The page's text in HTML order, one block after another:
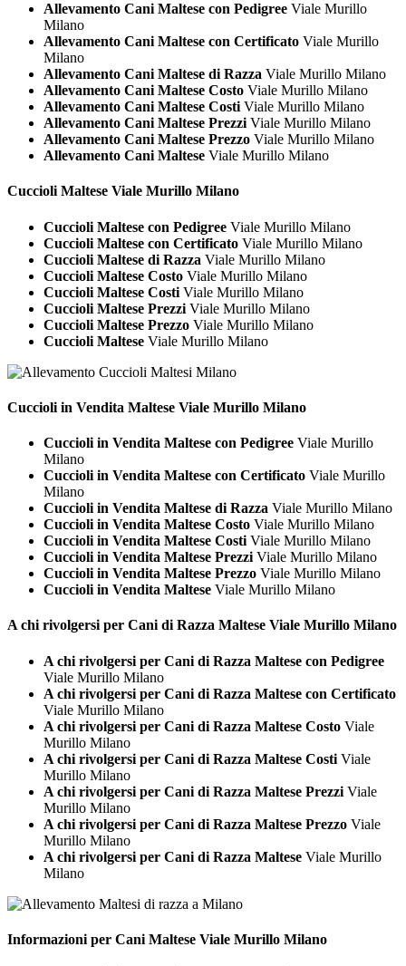
Allevamento Cani Maltese con Pedigree Viale Murillo
Milano
Allevamento Cani Maltese con Certificato Viale Murillo
Milano
Allevamento Cani Maltese di Razza Viale Murillo Milano
Allevamento Cani Maltese Costo Viale Murillo Milano
Allevamento Cani Maltese Costi Viale Murillo Milano
Allevamento Cani Maltese Prezzi Viale Murillo Milano
Allevamento Cani Maltese Prezzo Viale Murillo Milano
Allevamento Cani Maltese Viale Murillo Milano
Cuccioli Maltese Viale Murillo Milano
Cuccioli Maltese con Pedigree Viale Murillo Milano
Cuccioli Maltese con Certificato Viale Murillo Milano
Cuccioli Maltese di Razza Viale Murillo Milano
Cuccioli Maltese Costo Viale Murillo Milano
Cuccioli Maltese Costi Viale Murillo Milano
Cuccioli Maltese Prezzi Viale Murillo Milano
Cuccioli Maltese Prezzo Viale Murillo Milano
Cuccioli Maltese Viale Murillo Milano
Cuccioli in Vendita Maltese Viale Murillo Milano
Cuccioli in Vendita Maltese con Pedigree Viale Murillo
Milano
Cuccioli in Vendita Maltese con Certificato Viale Murillo
Milano
Cuccioli in Vendita Maltese di Razza Viale Murillo Milano
Cuccioli in Vendita Maltese Costo Viale Murillo Milano
Cuccioli in Vendita Maltese Costi Viale Murillo Milano
Cuccioli in Vendita Maltese Prezzi Viale Murillo Milano
Cuccioli in Vendita Maltese Prezzo Viale Murillo Milano
Cuccioli in Vendita Maltese Viale Murillo Milano
A chi rivolgersi per Cani di Razza Maltese Viale Murillo Milano
A chi rivolgersi per Cani di Razza Maltese con Pedigree
Viale Murillo Milano
A chi rivolgersi per Cani di Razza Maltese con Certificato
Viale Murillo Milano
A chi rivolgersi per Cani di Razza Maltese Costo Viale
Murillo Milano
A chi rivolgersi per Cani di Razza Maltese Costi Viale
Murillo Milano
A chi rivolgersi per Cani di Razza Maltese Prezzi Viale
Murillo Milano
A chi rivolgersi per Cani di Razza Maltese Prezzo Viale
Murillo Milano
A chi rivolgersi per Cani di Razza Maltese Viale Murillo
Milano
Informazioni per Cani Maltese Viale Murillo Milano